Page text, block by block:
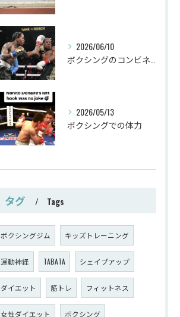
2026/06/10
2026/05/13
ボクシングでの体力
タグ Tags
ボクシングジム キッズトレーニング
運動神経 TABATA シェイプアップ
ダイエット 筋トレ フィットネス
女性ダイエット ボクシング